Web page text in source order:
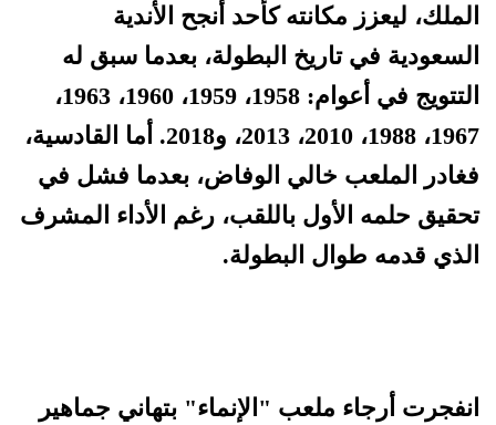
الملك، ليعزز مكانته كأحد أنجح الأندية
السعودية في تاريخ البطولة، بعدما سبق له
التتويج في أعوام: 1958، 1959، 1960، 1963،
1967، 1988، 2010، 2013، و2018. أما القادسية،
فغادر الملعب خالي الوفاض، بعدما فشل في
تحقيق حلمه الأول باللقب، رغم الأداء المشرف
الذي قدمه طوال البطولة.
انفجرت أرجاء ملعب "الإنماء" بتهاني جماهير